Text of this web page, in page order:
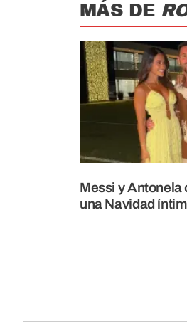
MÁS DE
Messi y Antonela
una Navidad